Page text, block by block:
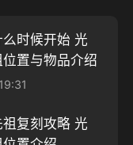
时候开始 光
置与物品介绍
复刻攻略 光